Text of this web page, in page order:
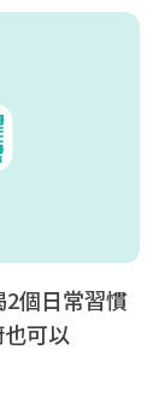
個日常習慣
可以